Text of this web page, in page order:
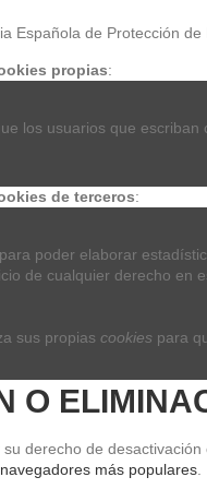
Española de Protección
propias:
los usuarios que
de terceros:
para poder elaborar
de cualquier derecho en
sus propias cookies para
O
derecho de
más populares